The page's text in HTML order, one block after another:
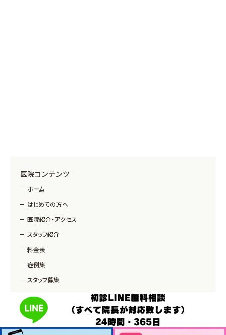
医院コンテンツ
ホーム
はじめての方へ
医院紹介・アクセス
スタッフ紹介
料金表
症例集
スタッフ募集
予約・お問合せ
ブログ
歯科コラム